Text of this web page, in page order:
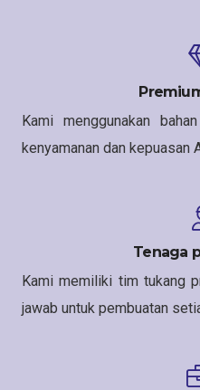
Kami menggunakan
kenyamanan dan kepuasan
Tenaga
Kami memiliki tim tukang
jawab untuk pembuatan